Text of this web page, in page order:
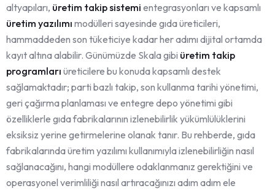
altyapıları, üretim takip sistemi entegrasyonları ve kapsamlı
üretim yazılımı modülleri sayesinde gıda üreticileri,
hammaddeden son tüketiciye kadar her adımı dijital ortamda
kayıt altına alabilir. Günümüzde Skala gibi üretim takip
programları üreticilere bu konuda kapsamlı destek
sağlamaktadır; parti bazlı takip, son kullanma tarihi yönetimi,
geri çağırma planlaması ve entegre depo yönetimi gibi
özelliklerle gıda fabrikalarının izlenebilirlik yükümlülüklerini
eksiksiz yerine getirmelerine olanak tanır. Bu rehberde, gıda
fabrikalarında üretim yazılımı kullanımıyla izlenebilirliğin nasıl
sağlanacağını, hangi modüllere odaklanmanız gerektiğini ve
operasyonel verimliliği nasıl artıracağınızı adım adım ele